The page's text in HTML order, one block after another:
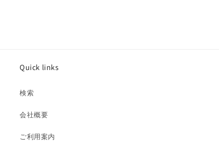
Quick links
検索
会社概要
ご利用案内